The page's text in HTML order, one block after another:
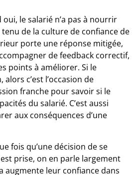
le salarié n’a pas à nourrir
de la culture de confiance de
porte une réponse mitigée,
de feedback correctif,
points à améliorer. Si le
c’est l’occasion de
franche pour savoir si le
du salarié. C’est aussi
aux conséquences d’une
fois qu’une décision de se
prise, on en parle largement
augmente leur confiance dans